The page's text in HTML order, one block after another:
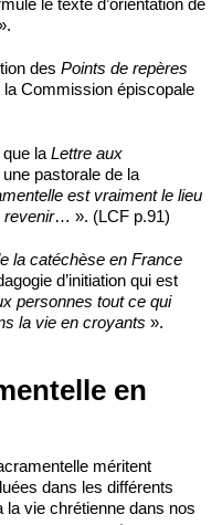
le texte d’orientation de
des Points de repères
la Commission épiscopale
la Lettre aux
pastorale de la
est vraiment le lieu
revenir… ». (LCF p.91)
la catéchèse en France
d’initiation qui est
personnes tout ce qui
la vie en croyants ».
en
méritent
dans les différents
la vie chrétienne dans nos